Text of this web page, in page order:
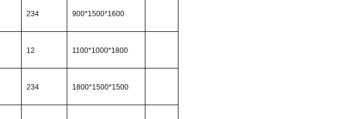
234 900*1500*1600
12 1100*1000*1800
234 1800*1500*1500